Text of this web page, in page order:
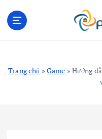
Trang chủ » Game » Hướng